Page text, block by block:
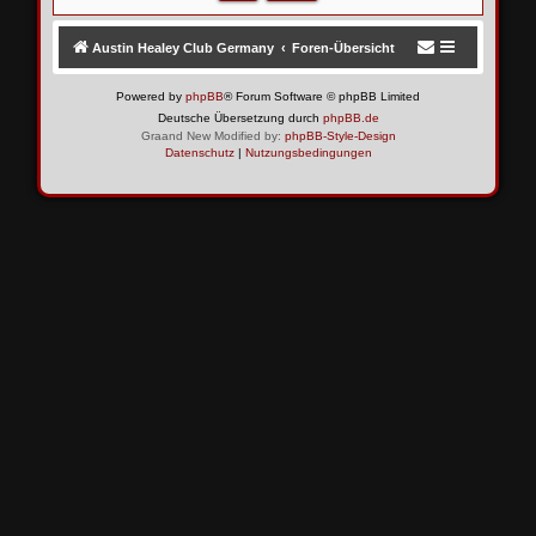
Austin Healey Club Germany Foren-Übersicht
Powered by phpBB® Forum Software © phpBB Limited
Deutsche Übersetzung durch phpBB.de
Graand New Modified by: phpBB-Style-Design
Datenschutz| Nutzungsbedingungen